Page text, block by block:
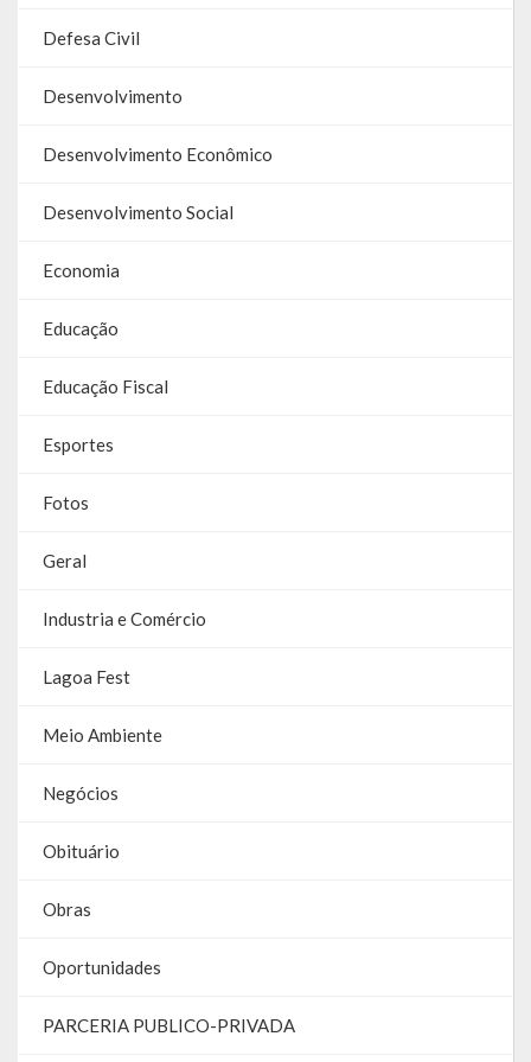
Planos
Publicações Oficiais
SIAFIC
Contas
LicitaCon Cidadão
Prestação de Contas
Demonstrativos Contábeis
Legislativo
Defesa Civil
Desenvolvimento
Desenvolvimento Econômico
Desenvolvimento Social
Economia
Educação
Educação Fiscal
Esportes
Fotos
Geral
Industria e Comércio
Lagoa Fest
Meio Ambiente
Negócios
Obituário
Obras
Oportunidades
PARCERIA PUBLICO-PRIVADA